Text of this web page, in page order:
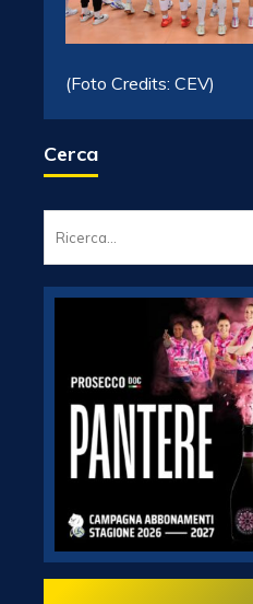
(Foto Credits: CEV)
Cerca